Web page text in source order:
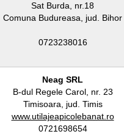
Sat Burda, nr.18
Comuna Budureasa, jud. Bihor
0723238016
Neag SRL
B-dul Regele Carol, nr. 23
Timisoara, jud. Timis
www.utilajeapicolebanat.ro
0721698654